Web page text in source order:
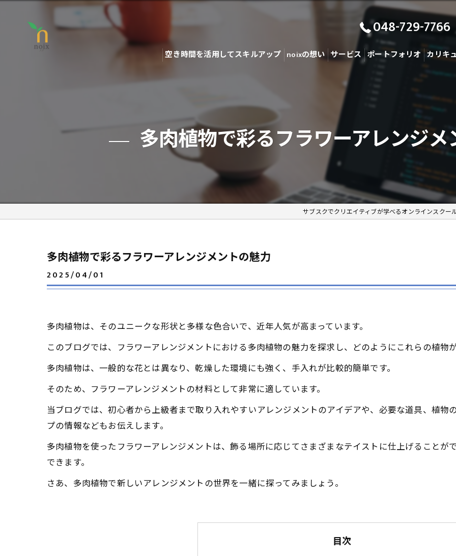
048-729-7766
空き時間を活用してスキルアップ noixの想い サービス ポートフォリオ カリキ
多肉植物で彩るフラワーアレンジ
サブスクでクリエイティブが学べるオンラインスクー
多肉植物で彩るフラワーアレンジメントの魅力
2025/04/01
多肉植物は、そのユニークな形状と多様な色合いで、近年人気が高まっています。
このブログでは、フラワーアレンジメントにおける多肉植物の魅力を探求し、どのようにこれらの植物
多肉植物は、一般的な花とは異なり、乾燥した環境にも強く、手入れが比較的簡単です。
そのため、フラワーアレンジメントの材料として非常に適しています。
当ブログでは、初心者から上級者まで取り入れやすいアレンジメントのアイデアや、必要な道具、植物
プの情報などもお伝えします。
多肉植物を使ったフラワーアレンジメントは、飾る場所に応じてさまざまなテイストに仕上げることが
できます。
さあ、多肉植物で新しいアレンジメントの世界を一緒に探ってみましょう。
目次